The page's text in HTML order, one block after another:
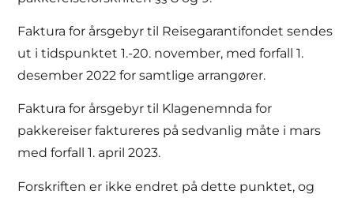
Faktura for årsgebyr til Reisegarantifondet sendes
ut i tidspunktet 1.-20. november, med forfall 1.
desember 2022 for samtlige arrangører.
Faktura for årsgebyr til Klagenemnda for
pakkereiser faktureres på sedvanlig måte i mars
med forfall 1. april 2023.
Forskriften er ikke endret på dette punktet, og